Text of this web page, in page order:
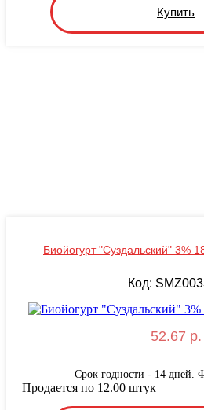
Купить
Биойогурт "Суздальский" 3%
Код:
52.67 р.
Срок годности - 14 дней.
Продается по 12.00 штук